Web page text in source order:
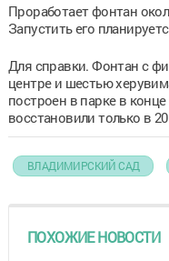
Проработает фонтан
Запустить его
Для справки. Фонтан с
центре и шестью
построен в парке в
восстановили только в
ВЛАДИМИРСКИЙ САД
ПОХОЖИЕ НОВОСТИ